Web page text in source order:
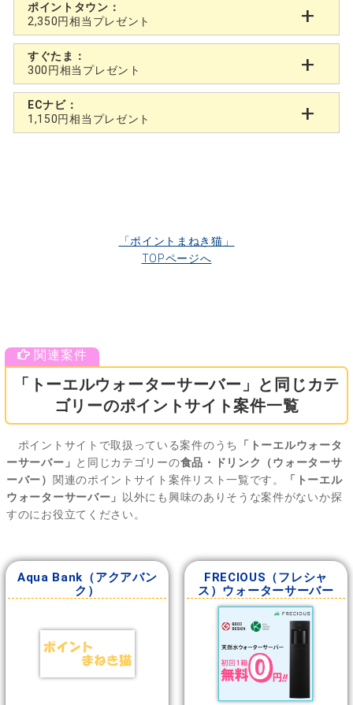
ポイントタウン：
2,350円相当プレゼント
すぐたま：
300円相当プレゼント
ECナビ：
1,150円相当プレゼント
「ポイントまねき猫」
TOPページへ
「トーエルウォーターサーバー」と同じカテ
ゴリーのポイントサイト案件一覧
ポイントサイトで取扱っている案件のうち
「トーエルウォータ
ーサーバー」 と同じカテゴリーの食品・ドリンク（ウォーターサ
ーバー） 関連のポイントサイト案件リスト一覧です。
「トーエル
ウォーターサーバー」
以外にも興味のありそうな案件がないか探
すのにお役立てください。
Aqua Bank（アクアバン
ク）
FRECIOUS（フレシャ
ス）ウォーターサーバー